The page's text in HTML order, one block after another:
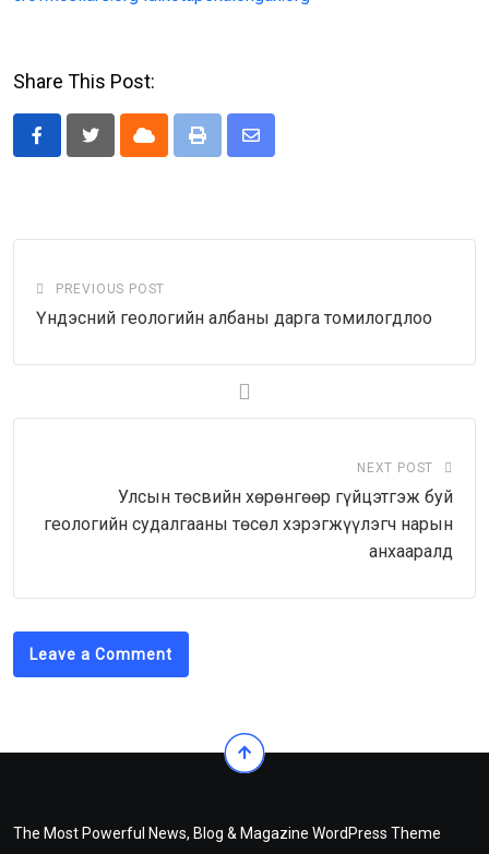
Share This Post:
Cloud Print
Share
PREVIOUS POST
Үндэсний геологийн албаны дарга томилогдлоо
NEXT POST
Улсын төсвийн хөрөнгөөр гүйцэтгэж буй
геологийн судалгааны төсөл хэрэгжүүлэгч нарын
анхааралд
Leave a Comment
The Most Powerful News, Blog & Magazine WordPress Theme